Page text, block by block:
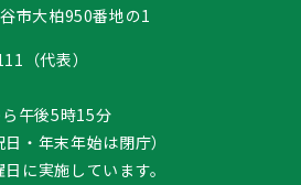
市大柏950番地の1
（代表）
午後5時15分
・年末年始は閉庁）
に実施しています。